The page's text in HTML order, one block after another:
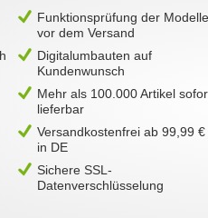
Funktionsprüfung der Modelle
vor dem Versand
Digitalumbauten auf
Kundenwunsch
Mehr als 100.000 Artikel
lieferbar
Versandkostenfrei ab 99,99 €
in DE
Sichere SSL-
Datenverschlüsselung